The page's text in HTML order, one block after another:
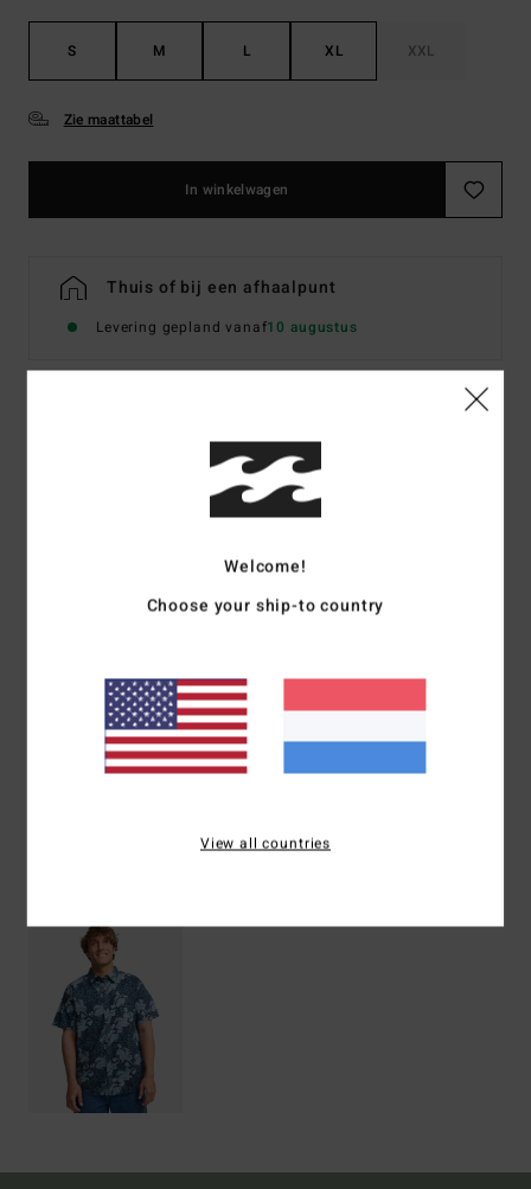
S M L XL XXL
Zie maattabel
In winkelwagen
Thuis of bij een afhaalpunt
Levering gepland vanaf10 augustus
Details & functies
Heren Blauw Top met Korte mouw
Samenstelling52% katoen, 48% lyocell
Bezorging & Retour
Welcome!
Choose your ship-to country
View all countries